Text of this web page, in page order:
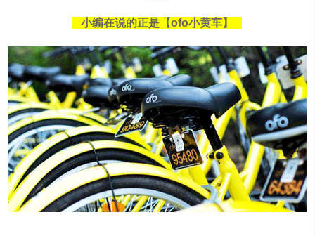
小编在说的正是【ofo小黄车】